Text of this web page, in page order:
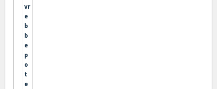
vr
e
b
b
e
p
o
t
e